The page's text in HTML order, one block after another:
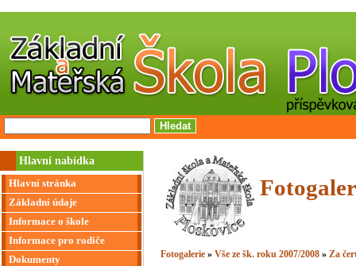
Hlavní nabídka
Hlavní stránka
Základní údaje
Informace o škole
Informace pro rodiče
Dokumenty
Fotogalerie »Vše ze šk. roku 2007/2008 »Za